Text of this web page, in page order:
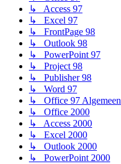
↳ Access 97
↳ Excel 97
↳ FrontPage 98
↳ Outlook 98
↳ PowerPoint 97
↳ Project 98
↳ Publisher 98
↳ Word 97
↳ Office 97 Algemeen
↳ Office 2000
↳ Access 2000
↳ Excel 2000
↳ Outlook 2000
↳ PowerPoint 2000